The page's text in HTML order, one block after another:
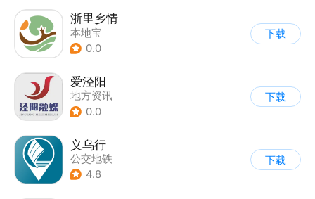
浙里乡情
本地宝
0.0
下载
爱泾阳
地方资讯
0.0
下载
义乌行
公交地铁
4.8
下载